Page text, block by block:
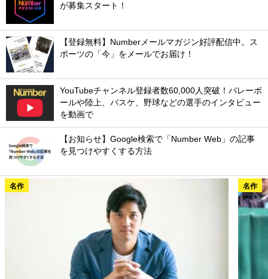
が募集スタート！
【登録無料】Numberメールマガジン好評配信中。ス
ポーツの「今」をメールでお届け！
YouTubeチャンネル登録者数60,000人突破！バレーボ
ールや陸上、バスケ、野球などの選手のインタビュー
を動画で
【お知らせ】Google検索で「Number Web」の記事
を見つけやすくする方法
名作 名作